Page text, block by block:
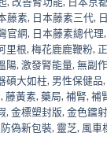
藤素, 日本藤素三代,
官網, 日本藤素總代理,
里根,梅花鹿鹿鞭粉,
陽,激發腎能量,無副
碩大如柱, 男性保健品,
,藤黃素,藥局,補腎,補
,金標塑封版,金色鐳
偽新包裝, 靈芝, 風車